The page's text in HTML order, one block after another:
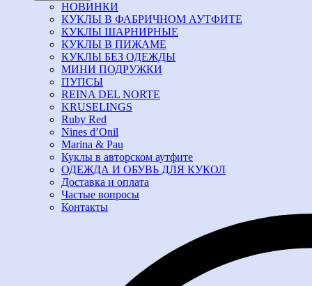
НОВИНКИ
КУКЛЫ В ФАБРИЧНОМ АУТФИТЕ
КУКЛЫ ШАРНИРНЫЕ
КУКЛЫ В ПИЖАМЕ
КУКЛЫ БЕЗ ОДЕЖДЫ
МИНИ ПОДРУЖКИ
ПУПСЫ
REINA DEL NORTE
KRUSELINGS
Ruby Red
Nines d’Onil
Marina & Pau
Куклы в авторском аутфите
ОДЕЖДА И ОБУВЬ ДЛЯ КУКОЛ
Доставка и оплата
Частые вопросы
Контакты